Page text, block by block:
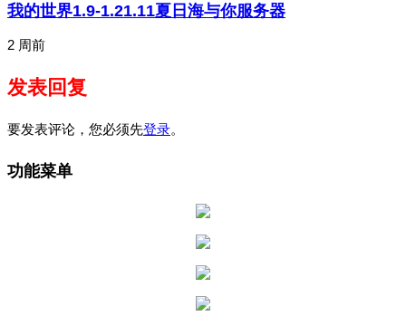
我的世界1.9-1.21.11夏日海与你服务器
2 周前
发表回复
要发表评论，您必须先登录。
功能菜单